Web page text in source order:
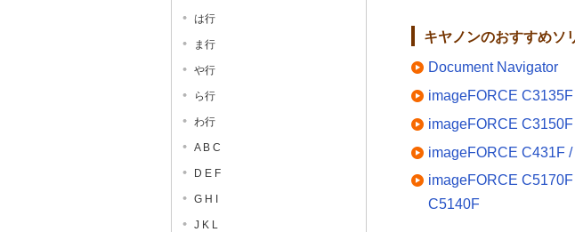
キヤノンのおすすめソ
Document Navigator
imageFORCE
imageFORCE C3150F
imageFORCE C431F
imageFORCE
C5140F
は行
ま行
や行
ら行
わ行
A B C
D E F
G H I
J K L